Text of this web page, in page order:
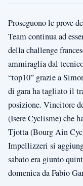
Proseguono le prove
Team continua ad
della challenge
ammiraglia dal
“top10” grazie a
di gara ha tagliato il
posizione. Vincitore
(Isere Cyclisme) che
Tjotta (Bourg Ain
Impellizzeri si
sabato era giunto
domenica da Fabio